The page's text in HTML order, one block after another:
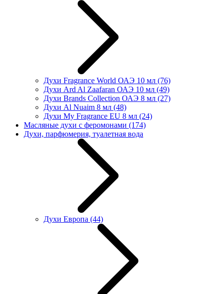
Духи Fragrance World ОАЭ 10 мл (76)
Духи Ard Al Zaafaran ОАЭ 10 мл (49)
Духи Brands Collection ОАЭ 8 мл (27)
Духи Al Nuaim 8 мл (48)
Духи My Fragrance EU 8 мл (24)
Масляные духи с феромонами (174)
Духи, парфюмерия, туалетная вода
Духи Европа (44)